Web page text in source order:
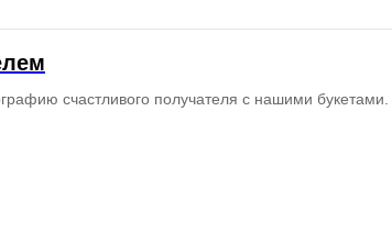
счастливого получателя с нашими букетами.